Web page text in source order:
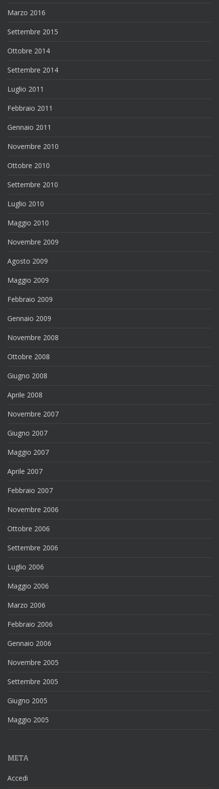
Marzo 2016
Settembre 2015
Ottobre 2014
Settembre 2014
Luglio 2011
Febbraio 2011
Gennaio 2011
Novembre 2010
Ottobre 2010
Settembre 2010
Luglio 2010
Maggio 2010
Novembre 2009
Agosto 2009
Maggio 2009
Febbraio 2009
Gennaio 2009
Novembre 2008
Ottobre 2008
Giugno 2008
Aprile 2008
Novembre 2007
Giugno 2007
Maggio 2007
Aprile 2007
Febbraio 2007
Novembre 2006
Ottobre 2006
Settembre 2006
Luglio 2006
Maggio 2006
Marzo 2006
Febbraio 2006
Gennaio 2006
Novembre 2005
Settembre 2005
Giugno 2005
Maggio 2005
META
Accedi